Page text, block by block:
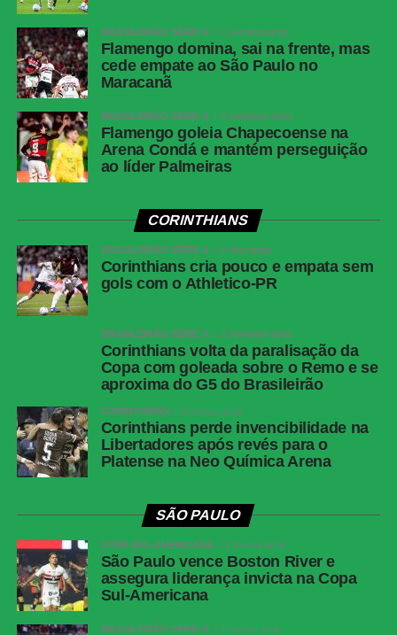
VAR
Paulo Renato Moreira da Silva Coelho (RJ)
Corinthians
Hugo Souza; Pedro Milans, André Ramalho,
Raniele e Matheuzinho; Allan, Matheus Pereira
(Breno Bidon), André Carrillo (André) e
Zakaria Labyad (Kaio César); Dieguinho (Yuri
Alberto (Rodrigo Garro)) e Lingard. Técnico:
Fernando Diniz.
Dias; Gilberto, Jadson, Portilla e Claudinho
(Léo Derik); Leozinho (Dudu), Viveros (Rivaldo)
e Mendoza (João Cruz). Técnico: Odair
Hellmann.
COMENTE ABAIXO:
Facebook
Twitter
Messenger
BRASILEIRÃO SÉRIE A 1 semana atrás
Flamengo domina, sai na frente, mas
cede empate ao São Paulo no
Maracanã
BRASILEIRÃO SÉRIE A 2 semanas atrás
Flamengo goleia Chapecoense na
Arena Condá e mantém perseguição
ao líder Palmeiras
CORINTHIANS
BRASILEIRÃO SÉRIE A 6 dias atrás
Corinthians cria pouco e empata sem
gols com o Athletico-PR
BRASILEIRÃO SÉRIE A 2 semanas atrás
Corinthians volta da paralisação da
Copa com goleada sobre o Remo e se
aproxima do G5 do Brasileirão
CORINTHIANS 2 meses atrás
Corinthians perde invencibilidade na
Libertadores após revés para o
Platense na Neo Química Arena
SÃO PAULO
COPA SUL-AMERICANA 2 meses atrás
São Paulo vence Boston River e
assegura liderança invicta na Copa
Sul-Americana
BRASILEIRÃO SÉRIE A 2 meses atrás